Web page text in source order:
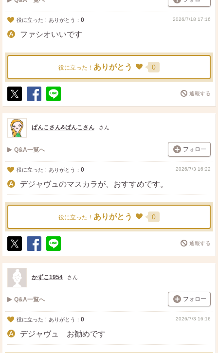
役に立った！ありがとう： 0 2026/7/18 17:16
ファシオいいです
役に立った！ ありがとう 0
ポ
ス
ト
シ
ェ
送
る
通報する
ぱんこさん&ぱんこさん さん
Q&A一覧へ フォロー
役に立った！ありがとう： 0 2026/7/3 16:22
デジャヴュのマスカラが、おすすめです。
役に立った！ ありがとう 0
ポ
ス
ト
シ
ェ
送
る
通報する
かずこ1954 さん
Q&A一覧へ フォロー
役に立った！ありがとう： 0 2026/7/3 16:16
デジャヴュ お勧めです